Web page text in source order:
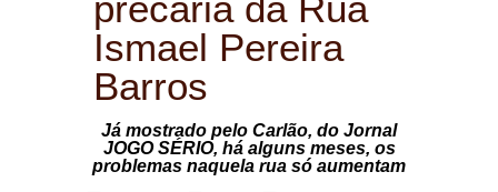
Ismael Pereira
Barros
Já mostrado pelo Carlão, do Jornal
JOGO SÉRIO, há alguns meses, os
problemas naquela rua só aumentam